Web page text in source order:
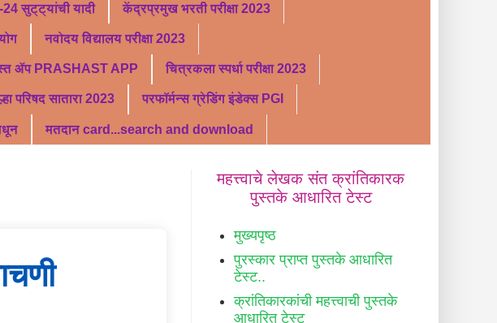
24 सुट्ट्यांची यादी केंद्रप्रमुख भरती परीक्षा 2023
नवोदय विद्यालय परीक्षा 2023
ॲप PRASHAST APP चित्रकला स्पर्धा परीक्षा 2023
परिषद सातारा 2023 परफॉर्मन्स ग्रेडिंग इंडेक्स PGI
मतदान card...search and download
महत्त्वाचे लेखक संत क्रांतिकारक
पुस्तके आधारित टेस्ट
मुख्यपृष्ठ
पुरस्कार प्राप्त पुस्तके आधारित
टेस्ट..
क्रांतिकारकांची महत्त्वाची पुस्तके
आधारित टेस्ट